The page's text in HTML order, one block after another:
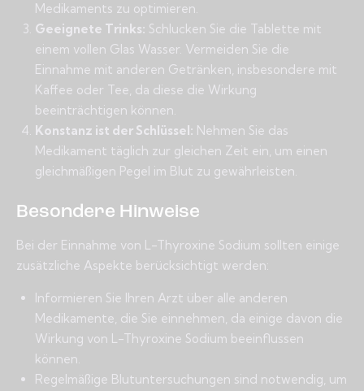
Medikaments zu optimieren.
Geeignete Trinks: Schlucken Sie die Tablette mit
einem vollen Glas Wasser. Vermeiden Sie die
Einnahme mit anderen Getränken, insbesondere mit
Kaffee oder Tee, da diese die Wirkung
beeinträchtigen können.
Konstanz ist der Schlüssel: Nehmen Sie das
Medikament täglich zur gleichen Zeit ein, um einen
gleichmäßigen Pegel im Blut zu gewährleisten.
Besondere Hinweise
Bei der Einnahme von L-Thyroxine Sodium sollten einige
zusätzliche Aspekte berücksichtigt werden:
Informieren Sie Ihren Arzt über alle anderen
Medikamente, die Sie einnehmen, da einige davon die
Wirkung von L-Thyroxine Sodium beeinflussen
können.
Regelmäßige Blutuntersuchungen sind notwendig, um